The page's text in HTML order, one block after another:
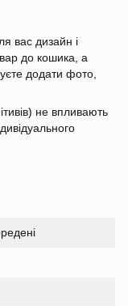
вас дизайн і
до кошика, а
додати фото,
не впливають